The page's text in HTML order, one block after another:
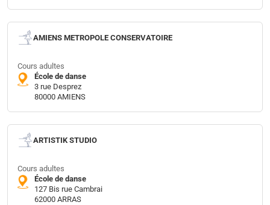
AMIENS METROPOLE CONSERVATOIRE
Cours adultes
École de danse
3 rue Desprez
80000 AMIENS
ARTISTIK STUDIO
Cours adultes
École de danse
127 Bis rue Cambrai
62000 ARRAS